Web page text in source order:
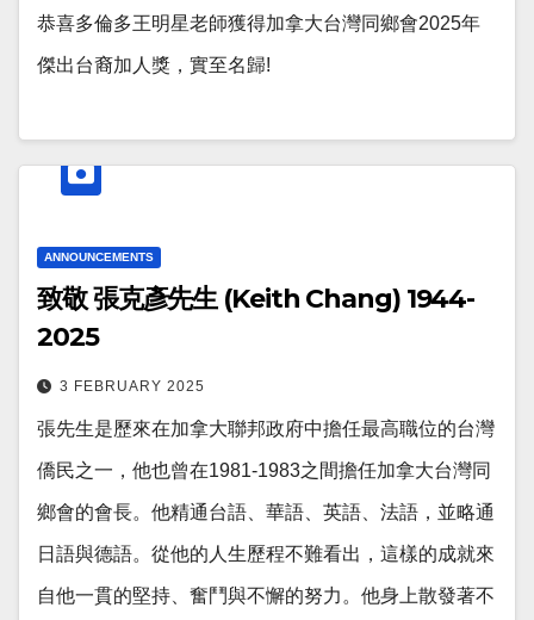
恭喜多倫多王明星老師獲得加拿大台灣同鄉會2025年
傑出台裔加人獎，實至名歸!
ANNOUNCEMENTS
致敬 張克彥先生 (Keith Chang) 1944-
2025
3 FEBRUARY 2025
張先生是歷來在加拿大聯邦政府中擔任最高職位的台灣
僑民之一，他也曾在1981-1983之間擔任加拿大台灣同
鄉會的會長。他精通台語、華語、英語、法語，並略通
日語與德語。從他的人生歷程不難看出，這樣的成就來
自他一貫的堅持、奮鬥與不懈的努力。他身上散發著不